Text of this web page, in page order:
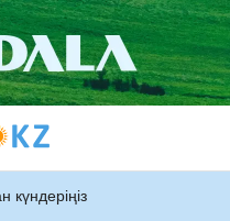
күндеріңіз